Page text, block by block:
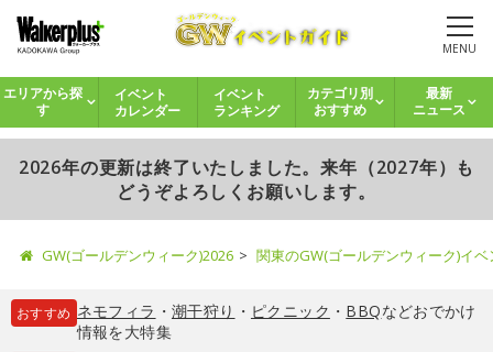
MENU
エリアから探
す
イベント
カレンダー
イベント
ランキング
カテゴリ別
おすすめ
最新
ニュース
2026年の更新は終了いたしました。来年（2027年）も
どうぞよろしくお願いします。
GW(ゴールデンウィーク)2026 関東のGW(ゴールデンウィーク)イ
おすすめ ネモフィラ ・ 潮干狩り ・ ピクニック ・ BBQなどおでかけ
情報を大特集